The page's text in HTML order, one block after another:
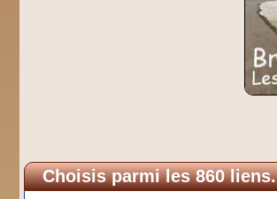
Choisis parmi les 860 liens.